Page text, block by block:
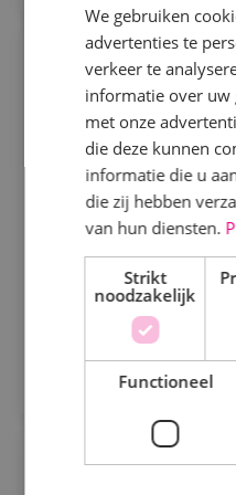
Specialisme
Staf
Uren
Fulltime
Parttime
Uitvoerder
Werktuigbouwkunde
Kaatsheuvel
Ben je enthousiast,
schouders? Geloof je in
groei van onze
Bekijk
Direct
Commercieel
We gebruiken
advertenties te
verkeer te
informatie over uw
met onze
die deze kunnen
informatie die u
die zij hebben
van hun diensten.
Strikt
noodzakelijk
Functioneel